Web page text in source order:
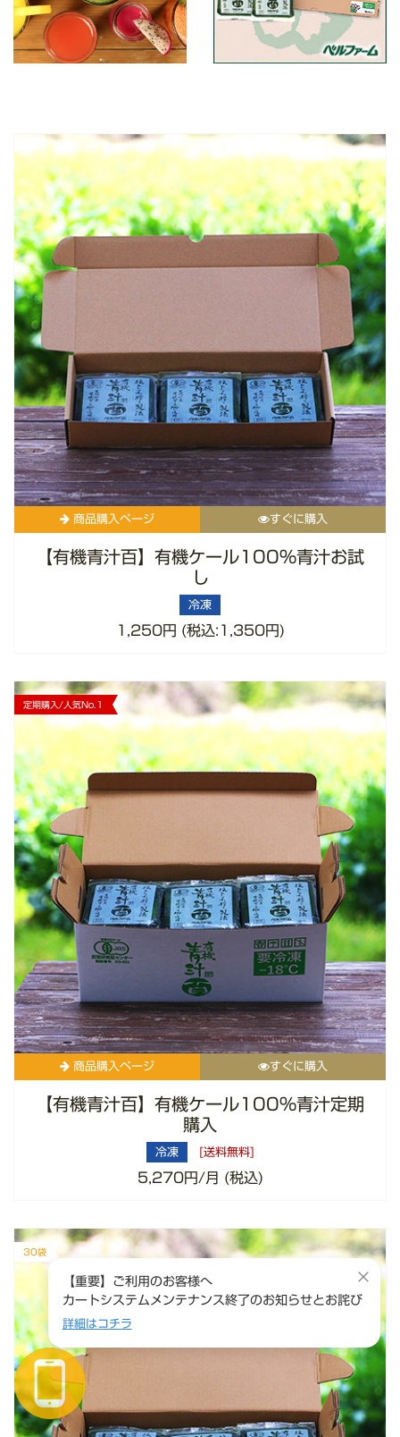
商品購入ページ すぐに購入
【有機青汁百】有機ケール100%青汁お試
し
冷凍
1,250円 (税込:1,350円)
定期購入/人気No.1
商品購入ページ すぐに購入
【有機青汁百】有機ケール100%青汁定期
購入
冷凍 [送料無料]
5,270円/月 (税込)
30袋
【重要】ご利用のお客様へ
カートシステムメンテナンス終了のお知らせとお詫び
詳細はコチラ
×